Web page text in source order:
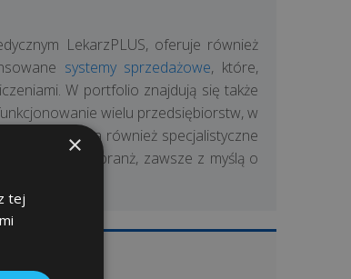
LekarzPLUS, oferuje również
systemy sprzedażowe, które,
W portfolio znajdują się także
wielu przedsiębiorstw, w
SA dostarcza również specjalistyczne
branż, zawsze z myślą o
×
tej